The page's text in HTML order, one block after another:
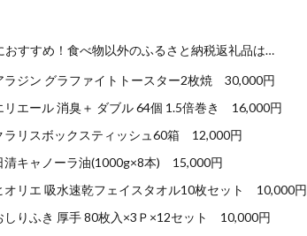
おすすめ！食べ物以外のふるさと納税返礼品は…
ラジン グラファイトトースター2枚焼 30,000円
リエール 消臭＋ ダブル 64個 1.5倍巻き 16,000円
ラリスボックスティッシュ60箱 12,000円
清キャノーラ油(1000g×8本) 15,000円
オリエ 吸水速乾フェイスタオル10枚セット 10,000円
しりふき 厚手 80枚入×3Ｐ×12セット 10,000円